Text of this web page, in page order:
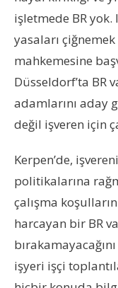
işletmede BR yok.
yasaları
mahkemesine
Düsseldorf’ta BR
adamlarını aday
değil işveren için
Kerpen’de,
politikalarına
çalışma
harcayan bir BR
işyeri işçi